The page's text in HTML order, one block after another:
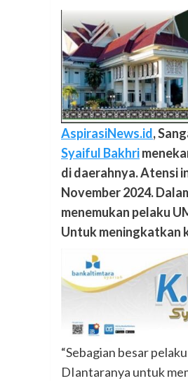
AspirasiNews.id,
Syaiful Bakhri
di daerahnya. Atensi
November 2024.
menemukan pelaku
Untuk meningkatkan
“Sebagian besar
DIantaranya untuk